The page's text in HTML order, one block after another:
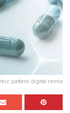
pattern digital remix